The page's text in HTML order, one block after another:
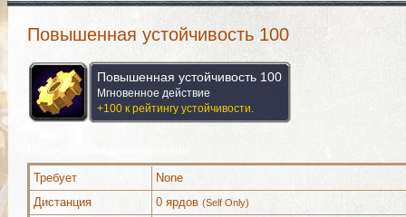
Повышенная устойчивость 100
Повышенная устойчивость 100
Мгновенное действие
+100 к рейтингу устойчивости.
Требует
None
Дистанция
0 ярдов (Self Only)